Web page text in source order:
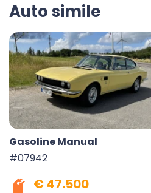
Auto simile
Gasoline Manual
#07942
€ 47.500